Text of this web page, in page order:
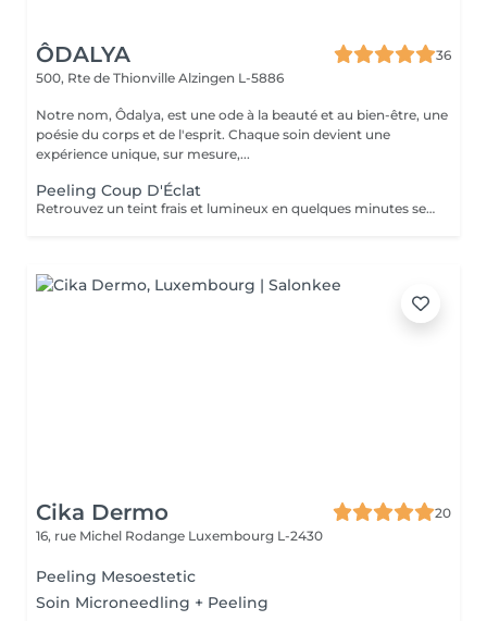
ÔDALYA
36
500, Rte de Thionville Alzingen L-5886
Notre nom, Ôdalya, est une ode à la beauté et au bien-être, une
poésie du corps et de l'esprit. Chaque soin devient une
expérience unique, sur mesure,...
Peeling Coup D'Éclat
Retrouvez un teint frais et lumineux en quelques minutes seulement! Idéal avant un évènement, ou pour booster l'éclat de votre peau, ce peeling est adapté à tous les types de peaux.
Cika Dermo
20
16, rue Michel Rodange Luxembourg L-2430
Peeling Mesoestetic
Soin Microneedling + Peeling